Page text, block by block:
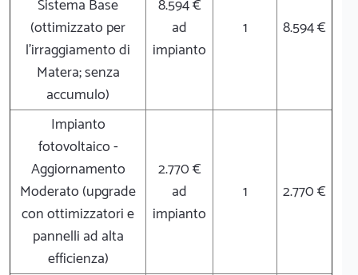
Sistema Base
(ottimizzato per
l'irraggiamento di
Matera; senza
accumulo)
8.594 €
ad
impianto
1 8.594 €
Impianto
fotovoltaico -
Aggiornamento
Moderato (upgrade
con ottimizzatori e
pannelli ad alta
efficienza)
2.770 €
ad
impianto
1 2.770 €